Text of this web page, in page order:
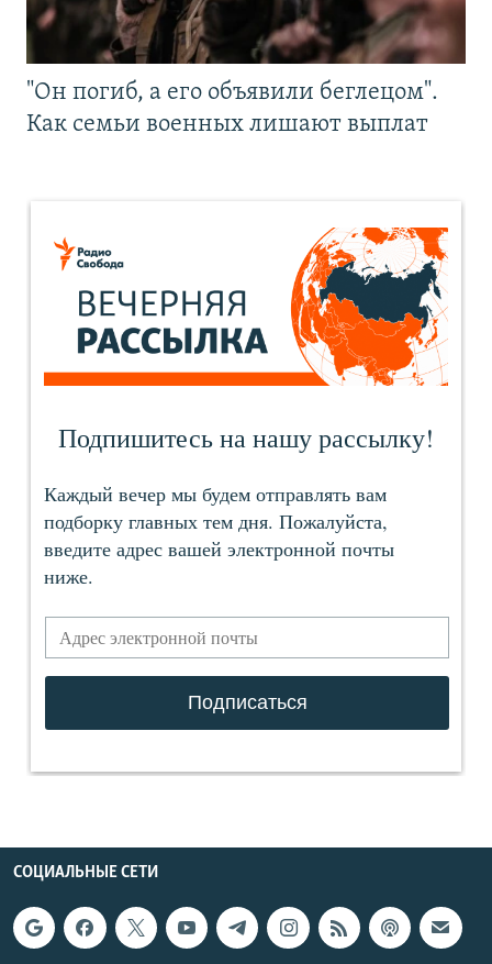
"Он погиб, а его объявили беглецом".
Как семьи военных лишают выплат
СОЦИАЛЬНЫЕ СЕТИ